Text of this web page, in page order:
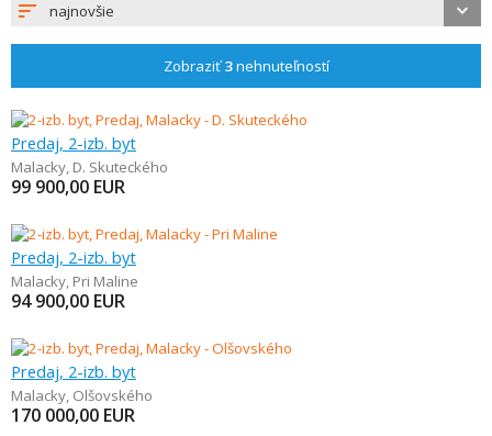
najnovšie
Zobraziť3nehnuteľností
Predaj, 2-izb. byt
Malacky, D. Skuteckého
99 900,00 EUR
Predaj, 2-izb. byt
Malacky, Pri Maline
94 900,00 EUR
Predaj, 2-izb. byt
Malacky, Olšovského
170 000,00 EUR